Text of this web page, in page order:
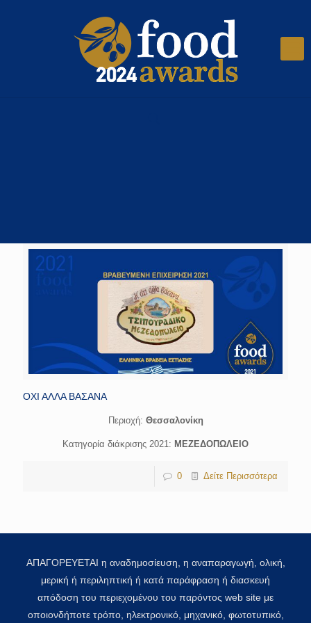
ΟΧΙ ΑΛΛΑ ΒΑΣΑΝΑ
Περιοχή: Θεσσαλονίκη
Κατηγορία διάκρισης 2021: ΜΕΖΕΔΟΠΩΛΕΙΟ
0 Δείτε Περισσότερα
ΑΠΑΓΟΡΕΥΕΤΑΙ η αναδημοσίευση, η αναπαραγωγή, ολική,
μερική ή περιληπτική ή κατά παράφραση ή διασκευή
απόδοση του περιεχομένου του παρόντος web site με
οποιονδήποτε τρόπο, ηλεκτρονικό, μηχανικό, φωτοτυπικό,